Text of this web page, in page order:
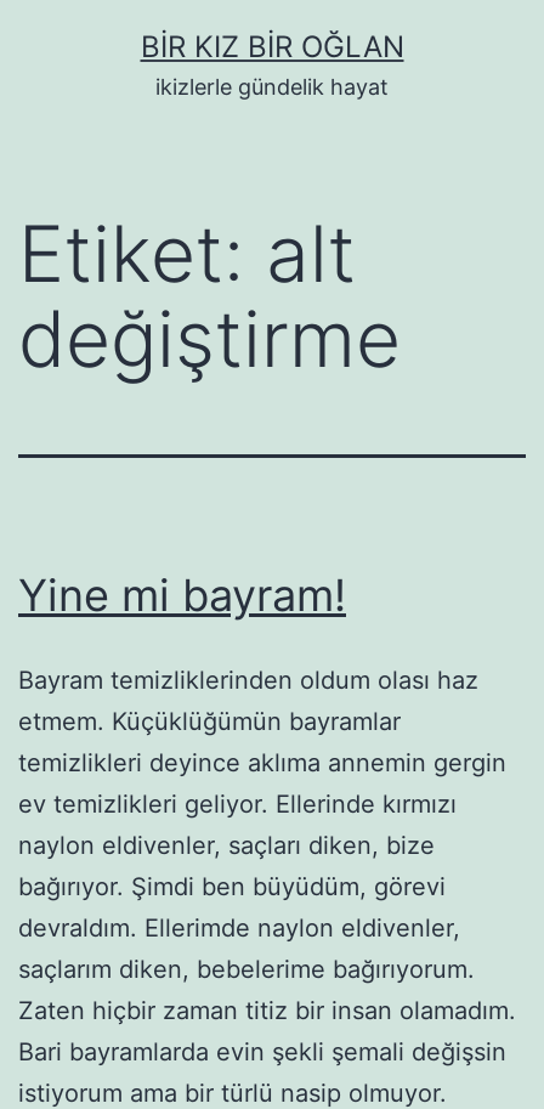
BIR KIZ BIR OĞLAN
ikizlerle gündelik hayat
Etiket: alt
değiştirme
Yine mi bayram!
Bayram temizliklerinden oldum olası haz
etmem. Küçüklüğümün bayramlar
temizlikleri deyince aklıma annemin gergin
ev temizlikleri geliyor. Ellerinde kırmızı
naylon eldivenler, saçları diken, bize
bağırıyor. Şimdi ben büyüdüm, görevi
devraldım. Ellerimde naylon eldivenler,
saçlarım diken, bebelerime bağırıyorum.
Zaten hiçbir zaman titiz bir insan olamadım.
Bari bayramlarda evin şekli şemali değişsin
istiyorum ama bir türlü nasip olmuyor.